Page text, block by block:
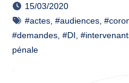
15/03/2020
#actes #audiences
#demandes #DI
pénale